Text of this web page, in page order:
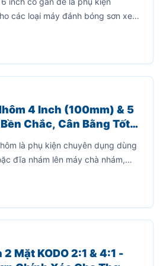
Đệm Lót Chữ Nhật
Quả, Tiết Kiệm Chi
chữ nhật kích thước 70x198mm
dùng để thay thế cho các dòng
nhật khi phần đế cũ bị mòn, bong
thời gian dài sử dụng.
Xốp 6 Inch Có Gắn Đế –
inch có gắn đế là phụ kiện
các loại máy đánh bóng sơn xe,